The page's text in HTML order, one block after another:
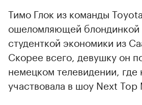
Тимо Глок из команды
ошеломляющей блондинкой
студенткой экономики из
Скорее всего, девушку он
немецком телевидении, где
участвовала в шоу Next Top